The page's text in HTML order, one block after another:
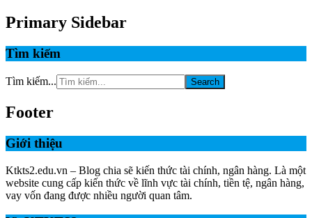
Primary Sidebar
Tìm kiếm
Tìm kiếm...
Footer
Giới thiệu
Ktkts2.edu.vn – Blog chia sẽ kiến thức tài chính, ngân hàng. Là một
website cung cấp kiến thức về lĩnh vực tài chính, tiền tệ, ngân hàng,
vay vốn đang được nhiều người quan tâm.